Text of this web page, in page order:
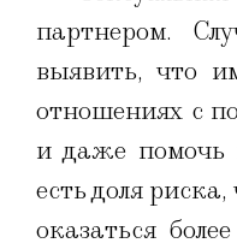
партнером.
выявить, что
отношениях с
и даже помочь
есть доля
оказаться